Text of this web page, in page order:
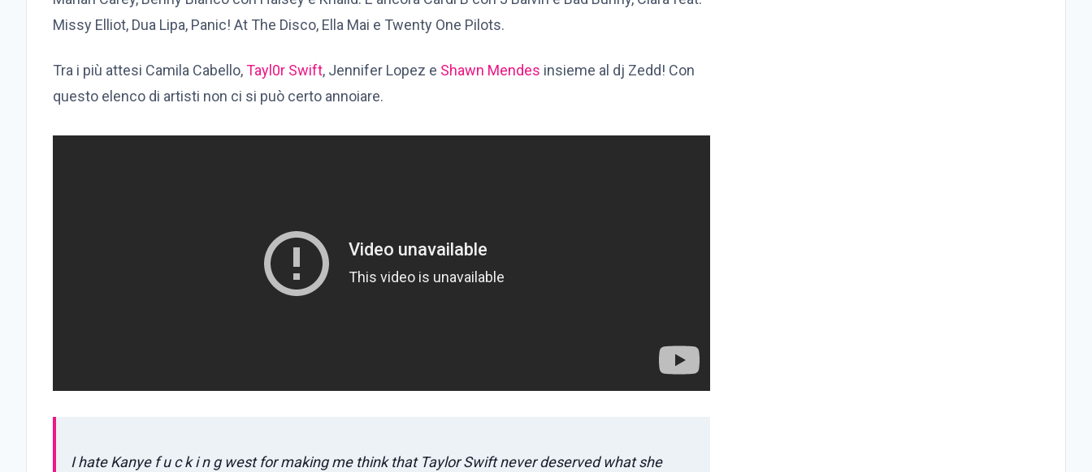
Missy Elliot, Dua Lipa, Panic! At The Disco, Ella Mai e Twenty One Pilots.
Tra i più attesi Camila Cabello,Tayl0r Swift, Jennifer Lopez e Shawn Mendes insieme al dj Zedd! Con
questo elenco di artisti non ci si può certo annoiare.
I hate Kanye f u c k i n g west for making me think that Taylor Swift never deserved what she